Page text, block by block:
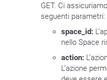
GET. Ci
seguenti parametri:
space_id:
nello Space
action:
L’azione